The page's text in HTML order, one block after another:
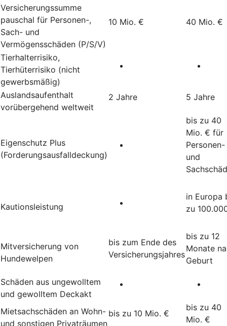
Versicherungssumme
pauschal für Personen-,
Sach- und
Vermögensschäden (P/S/V)
10 Mio. € 40 Mio. €
Tierhalterrisiko,
Tierhüterrisiko (nicht
gewerbsmäßig)
Auslandsaufenthalt
vorübergehend weltweit
2 Jahre 5 Jahre
Eigenschutz Plus
(Forderungsausfalldeckung)
bis zu 40
Mio. € für
Personen-
und
Kautionsleistung
in Europa
zu
Mitversicherung von
Hundewelpen
bis zum Ende des
Versicherungsjahres
bis zu 12
Monate
Geburt
Schäden aus ungewolltem
und gewolltem Deckakt
Mietsachschäden an Wohn-
und sonstigen Privaträumen
bis zu 10 Mio. €
bis zu 40
Mio. €